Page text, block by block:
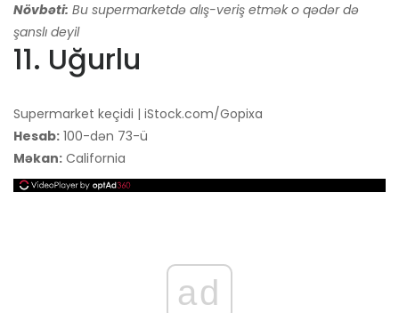
Növbəti: Bu supermarketdə alış-veriş etmək o qədər də
şanslı deyil
11. Uğurlu
Supermarket keçidi | iStock.com/Gopixa
Hesab: 100-dən 73-ü
Məkan: California
ad